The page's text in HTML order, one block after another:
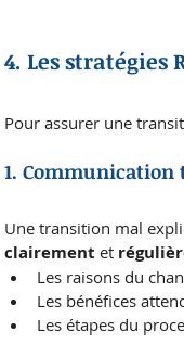
4. Les
Pour assurer une
1. Communication
Une transition mal
clairement et
Les raisons du
Les bénéfices
Les étapes du